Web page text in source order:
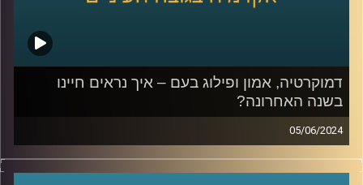
דמוקרטיה, אמון ופילוג בעם – איך נראים חיינו
בשנה האחרונה?
05/06/2024
דמוקרטיה, אמון ופילוג בעם – איך נראים חיינו בשנה
האחרונה?